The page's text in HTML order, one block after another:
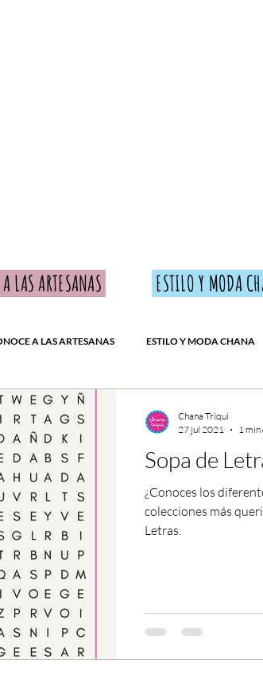
LAS ARTESANAS ESTILO Y MODA
A LAS ARTESANAS ESTILO Y MODA CHANA
Sopa de
¿Conoces los
colecciones más queridas? Encuéntralos en
Letras.
Chana Triqui
27 jul 2021
1 min